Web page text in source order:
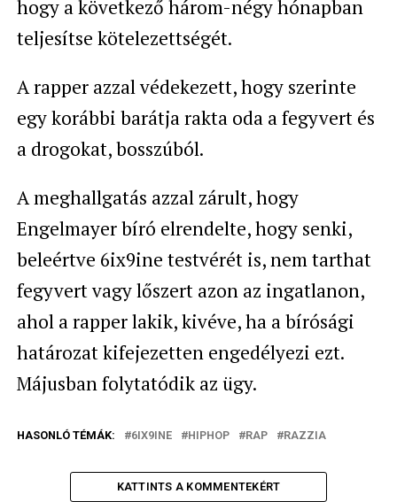
hogy a következő három-négy hónapban
teljesítse kötelezettségét.
A rapper azzal védekezett, hogy szerinte
egy korábbi barátja rakta oda a fegyvert és
a drogokat, bosszúból.
A meghallgatás azzal zárult, hogy
Engelmayer bíró elrendelte, hogy senki,
beleértve 6ix9ine testvérét is, nem tarthat
fegyvert vagy lőszert azon az ingatlanon,
ahol a rapper lakik, kivéve, ha a bírósági
határozat kifejezetten engedélyezi ezt.
Májusban folytatódik az ügy.
HASONLÓ TÉMÁK: 6IX9INE HIPHOP RAP RAZZIA
KATTINTS A KOMMENTEKÉRT